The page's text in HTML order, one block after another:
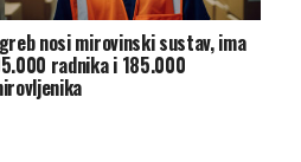
nosi mirovinski sustav, ima
radnika i 185.000